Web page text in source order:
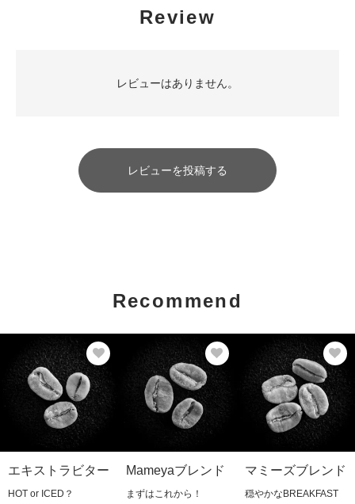
Review
レビューはありません。
レビューを投稿する
Recommend
エキストラビター
HOT or ICED？
Mameyaブレンド
まずはこれから！
マミーズブレンド
穏やかなBREAKFAST